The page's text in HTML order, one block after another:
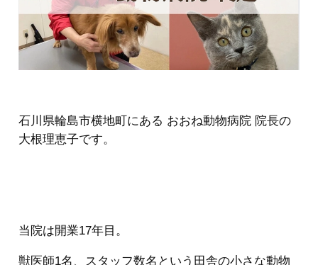
石川県輪島市横地町にある おおね動物病院 院長の
大根理恵子です。
当院は開業17年目。
獣医師1名、スタッフ数名という田舎の小さな動物